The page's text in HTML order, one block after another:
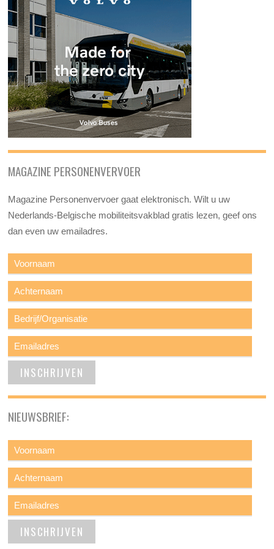
MAGAZINE PERSONENVERVOER
Magazine Personenvervoer gaat elektronisch. Wilt u uw
Nederlands-Belgische mobiliteitsvakblad gratis lezen, geef ons
dan even uw emailadres.
NIEUWSBRIEF: